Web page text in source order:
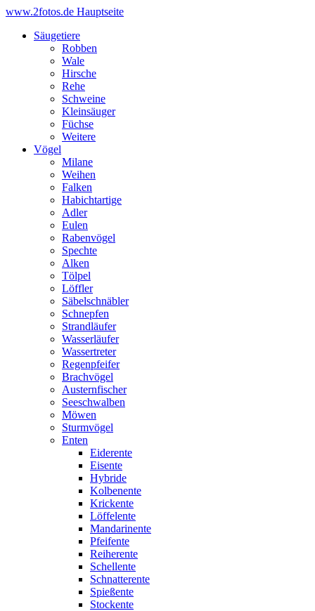
www.2fotos.de Hauptseite
Säugetiere
Robben
Wale
Hirsche
Rehe
Schweine
Kleinsäuger
Füchse
Weitere
Vögel
Milane
Weihen
Falken
Habichtartige
Adler
Eulen
Rabenvögel
Spechte
Alken
Tölpel
Löffler
Säbelschnäbler
Schnepfen
Strandläufer
Wasserläufer
Wassertreter
Regenpfeifer
Brachvögel
Austernfischer
Seeschwalben
Möwen
Sturmvögel
Enten
Eiderente
Eisente
Hybride
Kolbenente
Krickente
Löffelente
Mandarinente
Pfeifente
Reiherente
Schellente
Schnatterente
Spießente
Stockente